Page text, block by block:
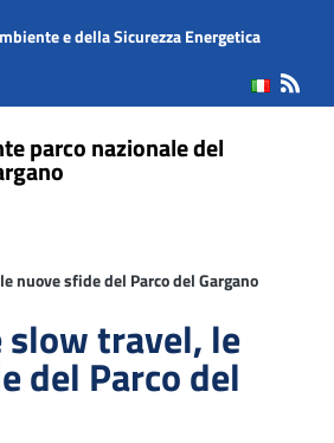
e della Sicurezza Energetica
parco nazionale del
nuove sfide del Parco del Gargano
slow travel, le
del Parco del